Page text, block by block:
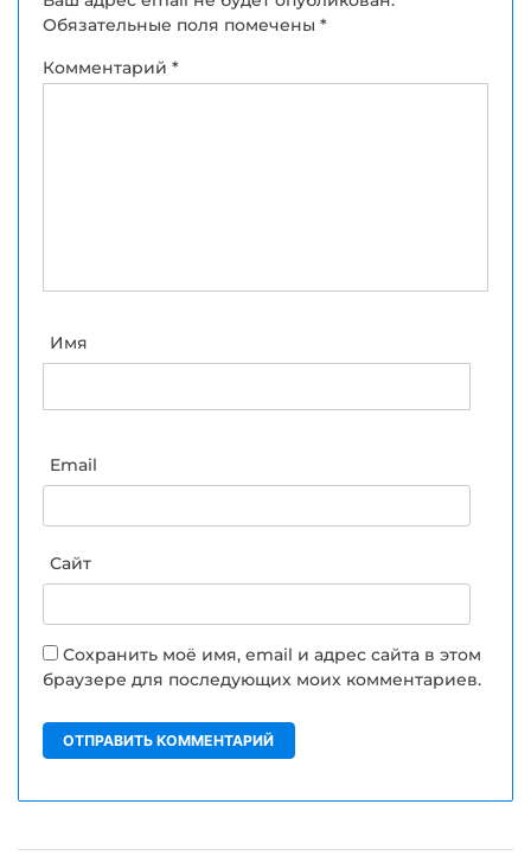
Обязательные поля помечены *
Комментарий *
Имя
Email
Сайт
Сохранить моё имя, email и адрес сайта в этом
браузере для последующих моих комментариев.